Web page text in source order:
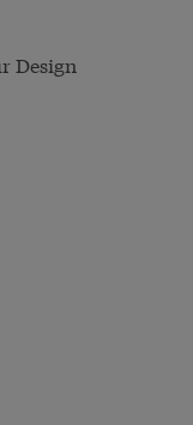
Design